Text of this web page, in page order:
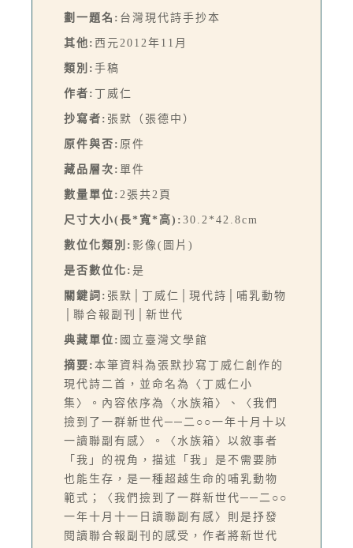
劃一題名: 台灣現代詩手抄本
其他: 西元2012年11月
類別: 手稿
作者: 丁威仁
抄寫者: 張默（張德中）
原件與否: 原件
藏品層次: 單件
數量單位: 2張共2頁
尺寸大小(長*寬*高): 30.2*42.8cm
數位化類別: 影像(圖片)
是否數位化: 是
關鍵詞: 張默│丁威仁│現代詩│哺乳動物
│聯合報副刊│新世代
典藏單位: 國立臺灣文學館
摘要: 本筆資料為張默抄寫丁威仁創作的
現代詩二首，並命名為〈丁威仁小
集〉。內容依序為〈水族箱〉、〈我們
撿到了一群新世代──二○○一年十月十以
一讀聯副有感〉。〈水族箱〉以敘事者
「我」的視角，描述「我」是不需要肺
也能生存，是一種超越生命的哺乳動物
範式；〈我們撿到了一群新世代──二○○
一年十月十一日讀聯副有感〉則是抒發
閱讀聯合報副刊的感受，作者將新世代